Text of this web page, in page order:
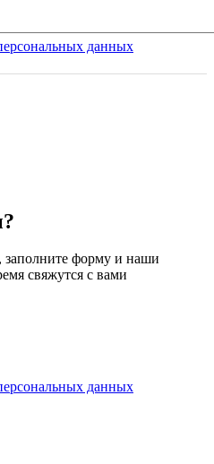
данных
заполните форму и наши
свяжутся с вами
данных